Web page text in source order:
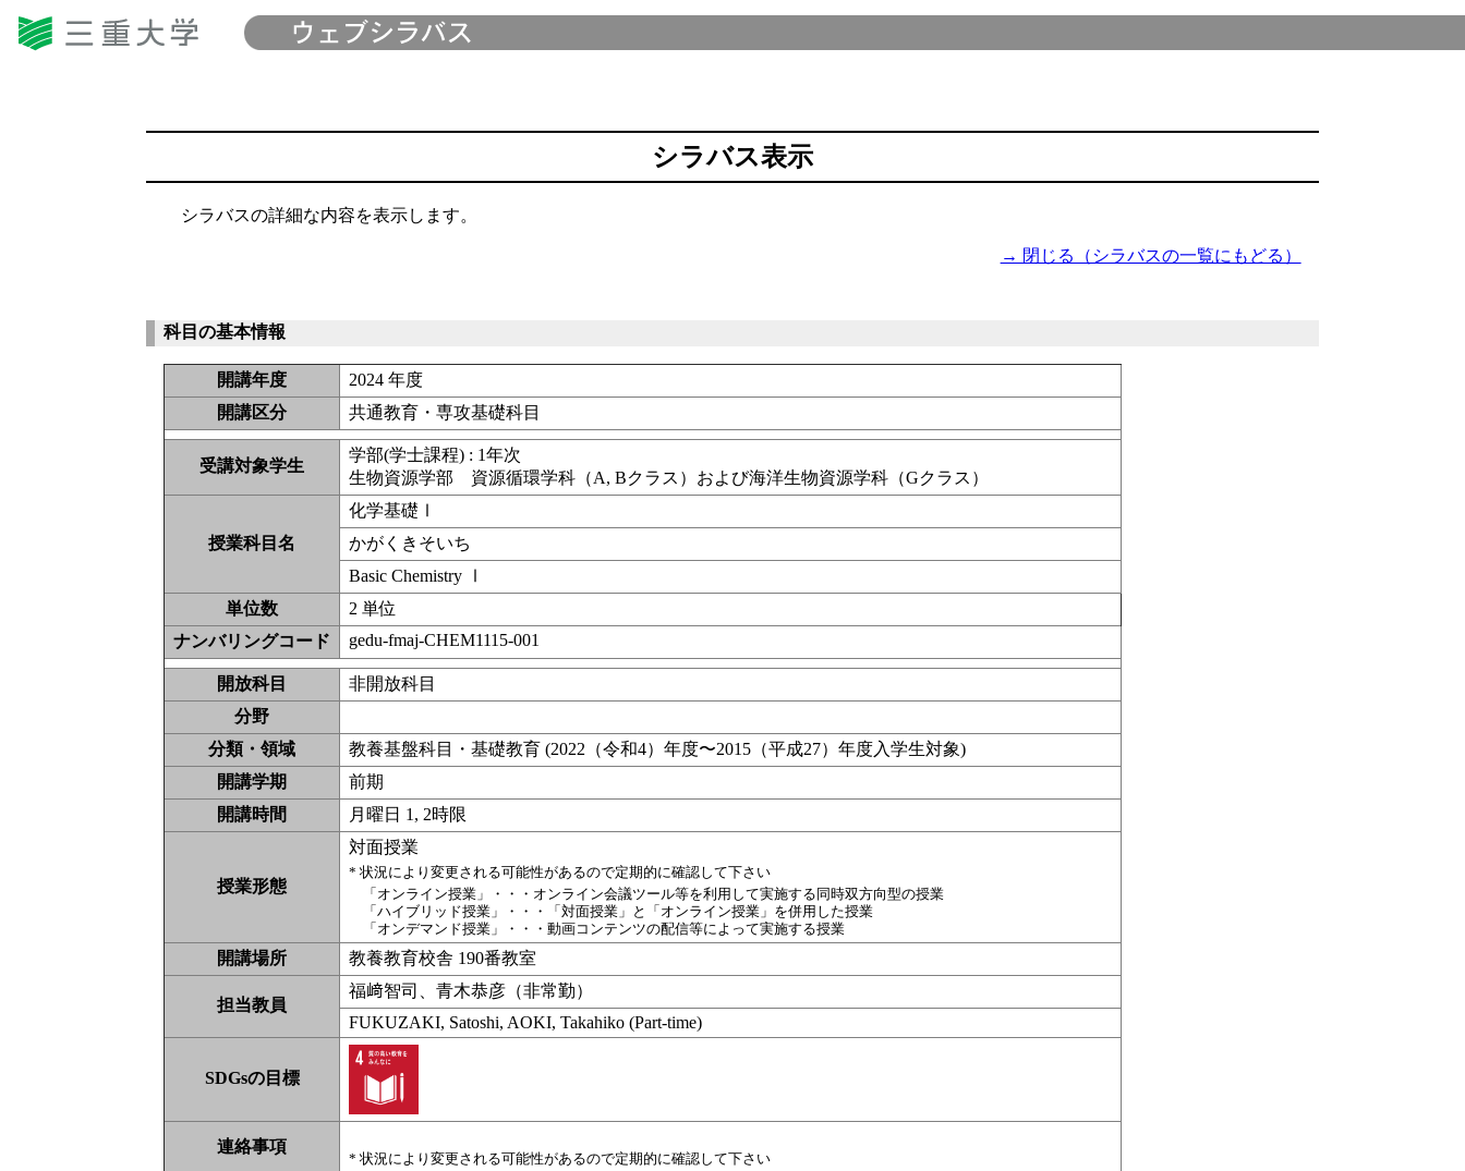
シラバス表示
シラバスの詳細な内容を表示します。
→ 閉じる（シラバスの一覧にもどる）
科目の基本情報
開講年度
2024 年度
開講区分
共通教育・専攻基礎科目
受講対象学生
学部(学士課程) : 1年次
生物資源学部 資源循環学科（A, Bクラス）および海洋生物資源学科（Gクラス）
授業科目名
化学基礎Ⅰ
かがくきそいち
Basic Chemistry Ⅰ
単位数
2 単位
ナンバリングコード
gedu-fmaj-CHEM1115-001
開放科目
非開放科目
分野
分類・領域
教養基盤科目・基礎教育 (2022（令和4）年度〜2015（平成27）年度入学生対象)
開講学期
前期
開講時間
月曜日 1, 2時限
授業形態
対面授業
* 状況により変更される可能性があるので定期的に確認して下さい
「オンライン授業」・・・オンライン会議ツール等を利用して実施する同時双方向型の授業
「ハイブリッド授業」・・・「対面授業」と「オンライン授業」を併用した授業
「オンデマンド授業」・・・動画コンテンツの配信等によって実施する授業
開講場所 教養教育校舎 190番教室
担当教員
福﨑智司、青木恭彦（非常勤）
FUKUZAKI, Satoshi, AOKI, Takahiko (Part-time)
SDGsの目標
連絡事項
* 状況により変更される可能性があるので定期的に確認して下さい